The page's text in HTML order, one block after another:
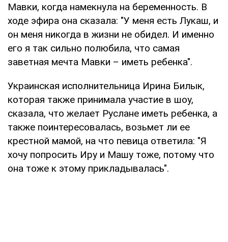
Мавки, когда намекнула на беременность. В
ходе эфира она сказала: "У меня есть Лукаш, и
он меня никогда в жизни не обидел. И именно
его я так сильно полюбила, что самая
заветная мечта Мавки – иметь ребенка".
Украинская исполнительница Ирина Билык,
которая также принимала участие в шоу,
сказала, что желает Руслане иметь ребенка, а
также поинтересовалась, возьмет ли ее
крестной мамой, на что певица ответила: "Я
хочу попросить Иру и Машу тоже, потому что
она тоже к этому прикладывалась".